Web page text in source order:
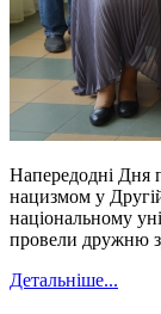
Напередодні Дня
нацизмом у
національному
провели дружню
Детальніше...